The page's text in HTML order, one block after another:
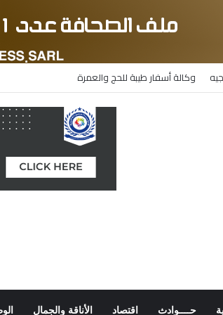
وكالة أسفار طيبة للحج والعمرة
حــــوادث اقتصاد الأناقة والجمال